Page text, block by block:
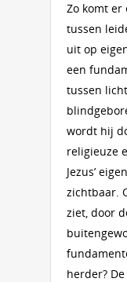
Zo komt
tussen
uit op
een
tussen
wordt hij
religieuze
Jezus’
zichtbaar.
ziet, door
herder?